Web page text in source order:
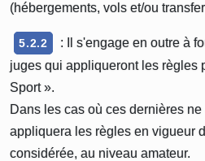
(hébergements, vols et/ou
5.2.2
: Il s'engage en outre à
juges qui appliqueront les règles
Sport ».
Dans les cas où ces dernières ne
appliquera les règles en vigueur
considérée, au niveau amateur.